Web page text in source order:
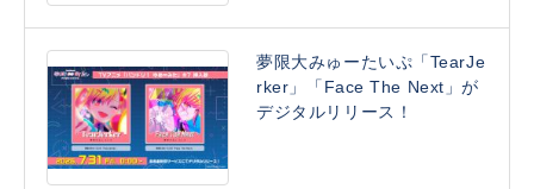
夢限大みゅーたいぷ「TearJe
rker」「Face The Next」が
デジタルリリース！